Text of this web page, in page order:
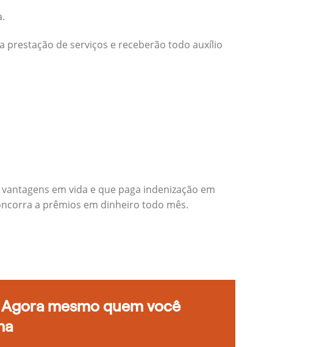
prestação de serviços e receberão todo auxílio
em vida e que paga indenização em
a prêmios em dinheiro todo mês.
mesmo quem você